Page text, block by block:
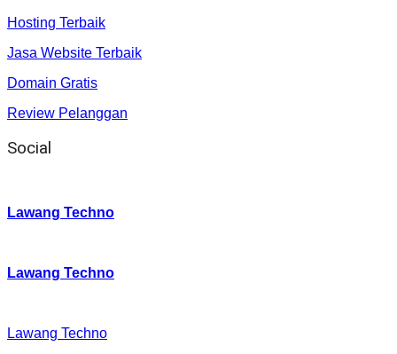
Hosting Terbaik
Jasa Website Terbaik
Domain Gratis
Review Pelanggan
Social
Lawang Techno
Lawang Techno
Lawang Techno